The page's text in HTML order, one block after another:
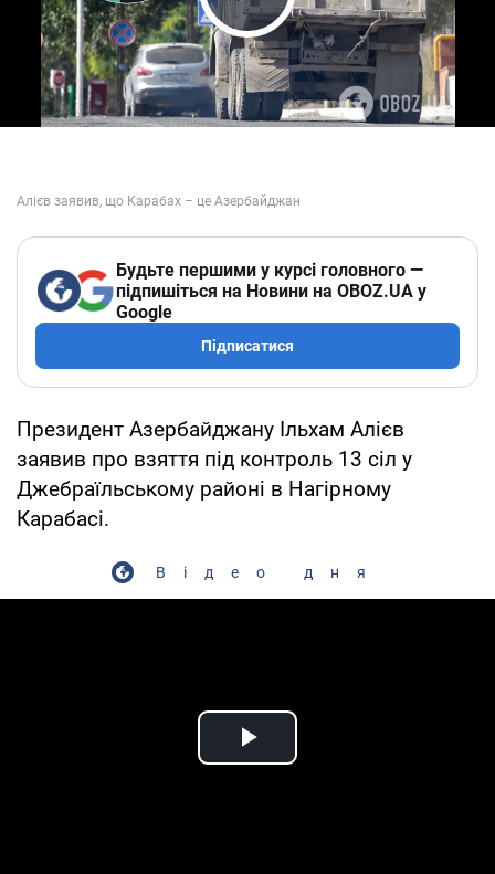
Play Video
Будьте першими у курсі головного —
підпишіться на Новини на OBOZ.UA у
Google
Підписатися
Президент Азербайджану Ільхам Алієв
заявив про взяття під контроль 13 сіл у
Джебраїльському районі в Нагірному
Карабасі.
Відео дня
Play Video